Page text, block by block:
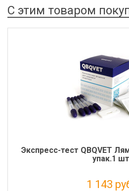
С этим товаром
Экспресс-тест QBQVET
упак.1 шт
1 143